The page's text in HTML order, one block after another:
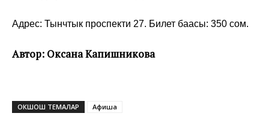
Адрес: Тынчтык проспекти 27. Билет баасы: 350 сом.
Автор: Оксана Капишникова
ОКШОШ ТЕМАЛАР Афиша